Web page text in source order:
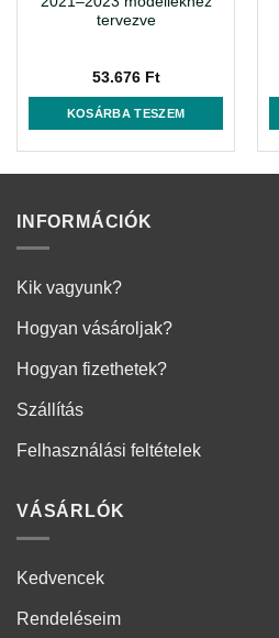
tervezve
53.676 Ft
KOSÁRBA TESZEM
INFORMÁCIÓK
Kik vagyunk?
Hogyan vásároljak?
Hogyan fizethetek?
Szállítás
Felhasználási feltételek
VÁSÁRLÓK
Kedvencek
Rendeléseim